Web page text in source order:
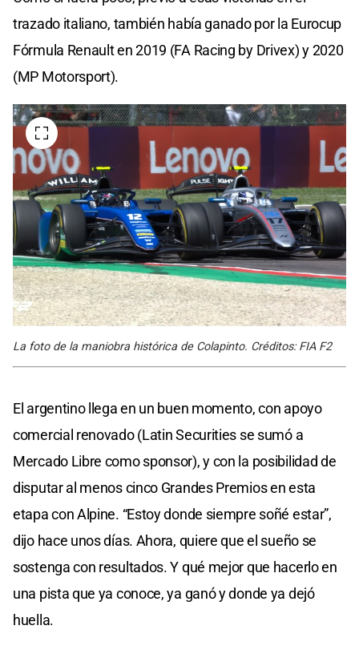
17
trazado italiano, también había ganado por la Eurocup
Fórmula Renault en 2019 (FA Racing by Drivex) y 2020
(MP Motorsport).
La foto de la maniobra histórica de Colapinto. Créditos: FIA F2
El argentino llega en un buen momento, con apoyo
comercial renovado (Latin Securities se sumó a
Mercado Libre como sponsor), y con la posibilidad de
disputar al menos cinco Grandes Premios en esta
etapa con Alpine. “Estoy donde siempre soñé estar”,
dijo hace unos días. Ahora, quiere que el sueño se
sostenga con resultados. Y qué mejor que hacerlo en
una pista que ya conoce, ya ganó y donde ya dejó
huella.